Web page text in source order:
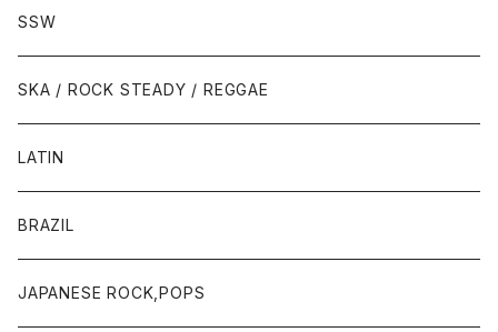
SSW
SKA / ROCK STEADY / REGGAE
LATIN
BRAZIL
JAPANESE ROCK,POPS